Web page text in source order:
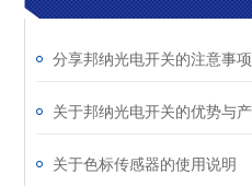
分享邦纳光电开关的注意事项
关于色标传感器的使用说明